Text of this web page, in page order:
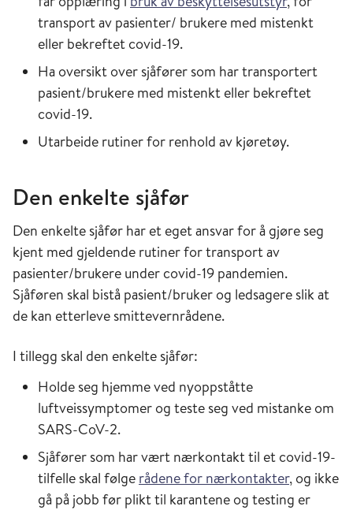
transport av pasienter/ brukere med mistenkt
eller bekreftet covid-19.
Ha oversikt over sjåfører som har transportert
pasient/brukere med mistenkt eller bekreftet
covid-19.
Utarbeide rutiner for renhold av kjøretøy.
Den enkelte sjåfør
Den enkelte sjåfør har et eget ansvar for å gjøre seg
kjent med gjeldende rutiner for transport av
pasienter/brukere under covid-19 pandemien.
Sjåføren skal bistå pasient/bruker og ledsagere slik at
de kan etterleve smittevernrådene.
I tillegg skal den enkelte sjåfør:
Holde seg hjemme ved nyoppståtte
luftveissymptomer og teste seg ved mistanke om
SARS-CoV-2.
Sjåfører som har vært nærkontakt til et covid-19-
tilfelle skal følge rådene for nærkontakter, og ikke
gå på jobb før plikt til karantene og testing er